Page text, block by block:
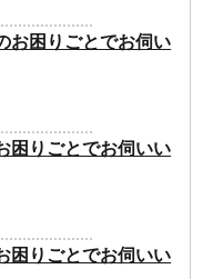
お困りごとでお伺い
困りごとでお伺いい
困りごとでお伺いい